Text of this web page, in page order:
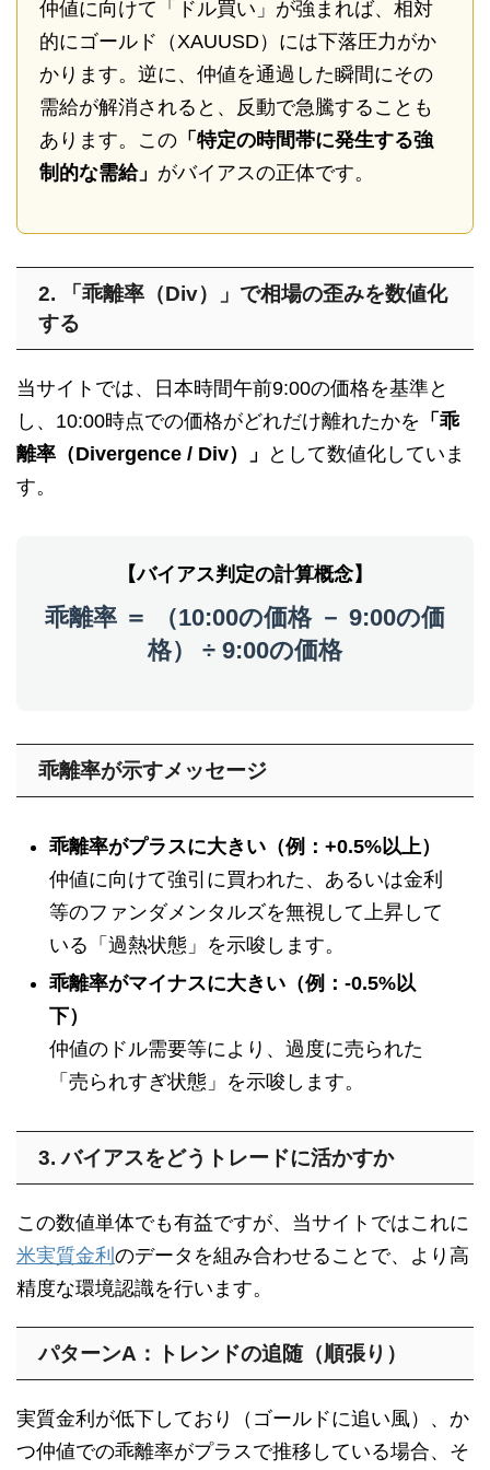
仲値に向けて「ドル買い」が強まれば、相対
的にゴールド（XAUUSD）には下落圧力がか
かります。逆に、仲値を通過した瞬間にその
需給が解消されると、反動で急騰することも
あります。この 「特定の時間帯に発生する強
制的な需給」 がバイアスの正体です。
2. 「乖離率（Div）」で相場の歪みを数値化
する
当サイトでは、日本時間午前9:00の価格を基準と
し、10:00時点での価格がどれだけ離れたかを 「乖
離率（Divergence / Div）」
として数値化していま
す。
【バイアス判定の計算概念】
乖離率 ＝ （10:00の価格 － 9:00の価
格） ÷ 9:00の価格
乖離率が示すメッセージ
乖離率がプラスに大きい（例：+0.5%以上）
仲値に向けて強引に買われた、あるいは金利
等のファンダメンタルズを無視して上昇して
いる「過熱状態」を示唆します。
乖離率がマイナスに大きい（例：-0.5%以
下）
仲値のドル需要等により、過度に売られた
「売られすぎ状態」を示唆します。
3. バイアスをどうトレードに活かすか
この数値単体でも有益ですが、当サイトではこれに
米実質金利 のデータを組み合わせることで、より高
精度な環境認識を行います。
パターンA：トレンドの追随（順張り）
実質金利が低下しており（ゴールドに追い風）、か
つ仲値での乖離率がプラスで推移している場合、そ